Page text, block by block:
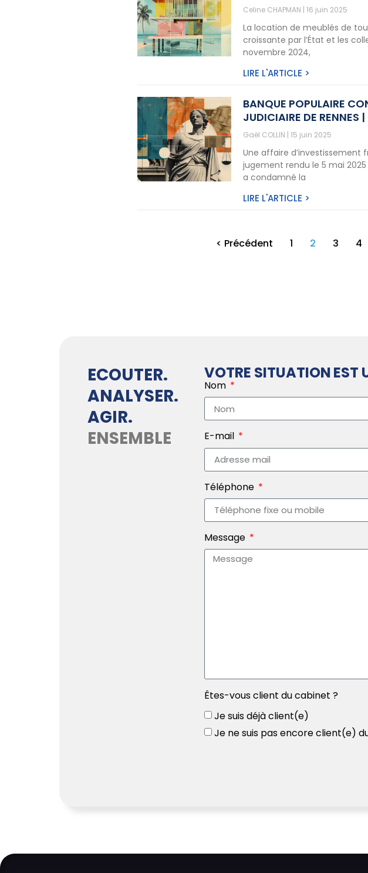
Celine CHAPMAN 16 juin 2025
La location de meublés de
croissante par l’État et les
novembre 2024,
LIRE L'ARTICLE >
BANQUE POPULAIRE
JUDICIAIRE DE RENNES
Gaël COLLIN 15 juin 2025
Une affaire d’investissement
jugement rendu le 5 mai
a condamné la
LIRE L'ARTICLE >
< Précédent 1 2 3 4
ECOUTER.
ANALYSER.
AGIR.
ENSEMBLE
VOTRE SITUATION EST
Nom
E-mail
Téléphone
Message
Êtes-vous client du cabinet ?
Je suis déjà client(e)
Je ne suis pas encore client(e)